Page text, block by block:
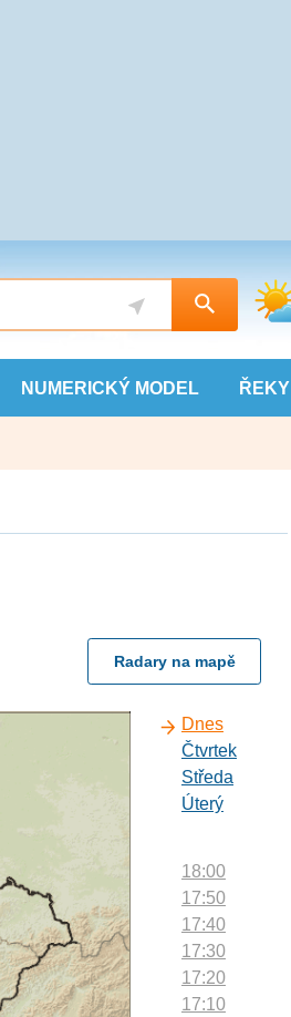
NUMERICKÝ MODEL ŘEKY
Radary na mapě
Dnes
Čtvrtek
Středa
Úterý
18:00
17:50
17:40
17:30
17:20
17:10